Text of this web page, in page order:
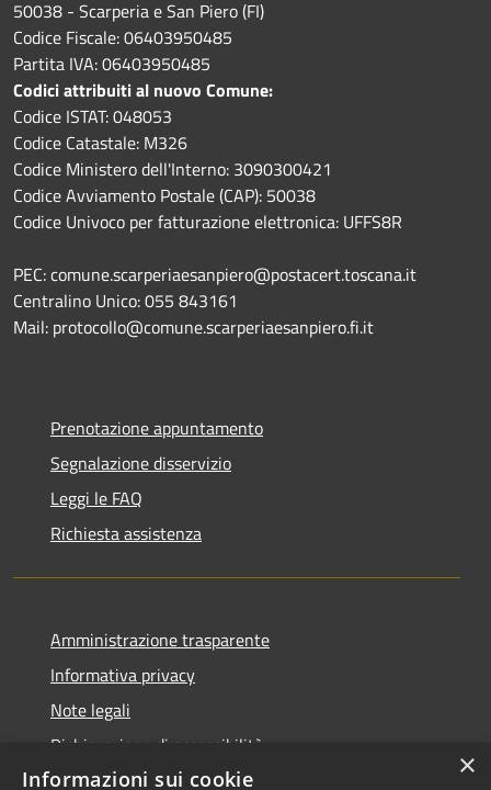
50038 - Scarperia e San Piero (FI)
Codice Fiscale: 06403950485
Partita IVA: 06403950485
Codici attribuiti al nuovo Comune:
Codice ISTAT: 048053
Codice Catastale: M326
Codice Ministero dell'Interno: 3090300421
Codice Avviamento Postale (CAP): 50038
Codice Univoco per fatturazione elettronica: UFFS8R
PEC: comune.scarperiaesanpiero@postacert.toscana.it
Centralino Unico: 055 843161
Mail: protocollo@comune.scarperiaesanpiero.fi.it
Prenotazione appuntamento
Segnalazione disservizio
Leggi le FAQ
Richiesta assistenza
Amministrazione trasparente
Informativa privacy
Note legali
Dichiarazione di accessibilità
×
Informazioni sui cookie